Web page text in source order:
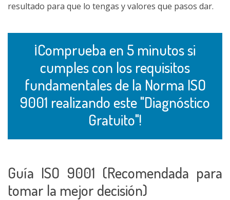
resultado para que lo tengas y valores que pasos dar.
¡Comprueba en 5 minutos si
cumples con los requisitos
fundamentales de la Norma ISO
9001 realizando este "Diagnóstico
Gratuito"!
Guía ISO 9001 (Recomendada para
tomar la mejor decisión)